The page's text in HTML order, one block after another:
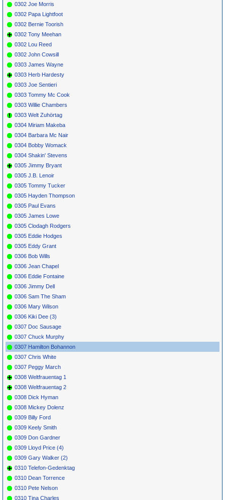
0302 Joe Morris
0302 Papa Lightfoot
0302 Bernie Toorish
0302 Tony Meehan
0302 Lou Reed
0302 John Cowsill
0303 James Wayne
0303 Herb Hardesty
0303 Joe Sentieri
0303 Tommy Mc Cook
0303 Willie Chambers
0303 Welt Zuhörtag
0304 Miriam Makeba
0304 Barbara Mc Nair
0304 Bobby Womack
0304 Shakin' Stevens
0305 Jimmy Bryant
0305 J.B. Lenoir
0305 Tommy Tucker
0305 Hayden Thompson
0305 Paul Evans
0305 James Lowe
0305 Clodagh Rodgers
0305 Eddie Hodges
0305 Eddy Grant
0306 Bob Wills
0306 Jean Chapel
0306 Eddie Fontaine
0306 Jimmy Dell
0306 Sam The Sham
0306 Mary Wilson
0306 Kiki Dee (3)
0307 Doc Sausage
0307 Chuck Murphy
0307 Hamilton Bohannon
0307 Chris White
0307 Peggy March
0308 Weltfrauentag 1
0308 Weltfrauentag 2
0308 Dick Hyman
0308 Mickey Dolenz
0309 Billy Ford
0309 Keely Smith
0309 Don Gardner
0309 Lloyd Price (4)
0309 Gary Walker (2)
0310 Telefon-Gedenktag
0310 Dean Torrence
0310 Pete Nelson
0310 Tina Charles